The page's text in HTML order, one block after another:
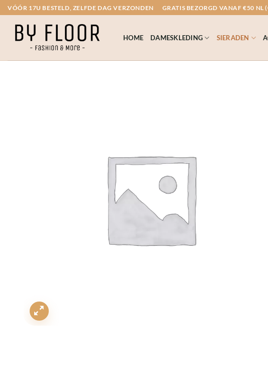
Ga
naar
inhoud
VÓÓR 17U BESTELD, ZELFDE DAG VERZONDEN GRATIS BEZORGD VANAF €50 NL
HOME DAMESKLEDING SIERADEN